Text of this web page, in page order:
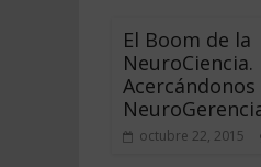
El Boom de la
NeuroCiencia.
Acercándonos
octubre 22, 2015